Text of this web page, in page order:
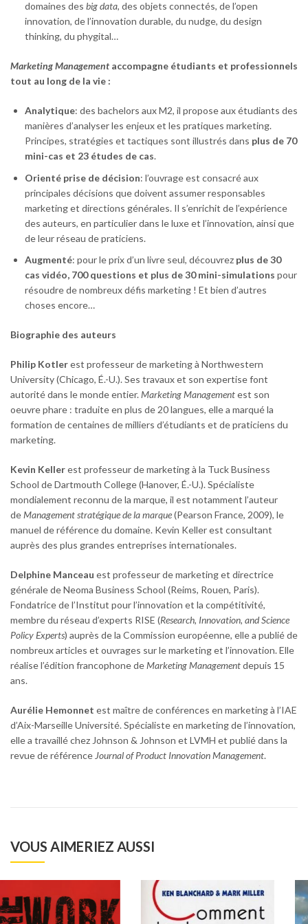
domaines des big data, des objets connectés, de l’open
innovation, de l’innovation durable, du nudge, du design
thinking, du phygital…
Marketing Management accompagne étudiants et professionnels
tout au long de la vie :
Analytique: des bachelors aux M2, il propose aux étudiants des
manières d’analyser les enjeux et les pratiques marketing.
Principes, stratégies et tactiques sont illustrés dans plus de 70
mini-cas et 23 études de cas.
Orienté prise de décision: l’ouvrage est consacré aux
principales décisions que doivent assumer responsables
marketing et directions générales. Il s’enrichit de l’expérience
des auteurs, en particulier dans le luxe et l’innovation, ainsi que
de leur réseau de praticiens.
Augmenté: pour le prix d’un livre seul, découvrez plus de 30
cas vidéo, 700 questions et plus de 30 mini-simulations pour
résoudre de nombreux défis marketing ! Et bien d’autres
choses encore…
Biographie des auteurs
Philip Kotlerest professeur de marketing à Northwestern
University (Chicago, É.-U.). Ses travaux et son expertise font
autorité dans le monde entier.Marketing Managementest son
oeuvre phare : traduite en plus de 20 langues, elle a marqué la
formation de centaines de milliers d’étudiants et de praticiens du
marketing.
Kevin Kellerest professeur de marketing à la Tuck Business
School de Dartmouth College (Hanover, É.-U.). Spécialiste
mondialement reconnu de la marque, il est notamment l’auteur
deManagement stratégique de la marque(Pearson France, 2009), le
manuel de référence du domaine. Kevin Keller est consultant
auprès des plus grandes entreprises internationales.
Delphine Manceau est professeur de marketing et directrice
générale de Neoma Business School (Reims, Rouen, Paris).
Fondatrice de l’Institut pour l’innovation et la compétitivité,
membre du réseau d’experts RISE (Research, Innovation, and Science
Policy Experts) auprès de la Commission européenne, elle a publié de
nombreux articles et ouvrages sur le marketing et l’innovation. Elle
réalise l’édition francophone deMarketing Managementdepuis 15
ans.
Aurélie Hemonnet est maître de conférences en marketing à l’IAE
d’Aix-Marseille Université. Spécialiste en marketing de l’innovation,
elle a travaillé chez Johnson & Johnson et LVMH et publié dans la
revue de référenceJournal of Product Innovation Management.
VOUS AIMERIEZ AUSSI